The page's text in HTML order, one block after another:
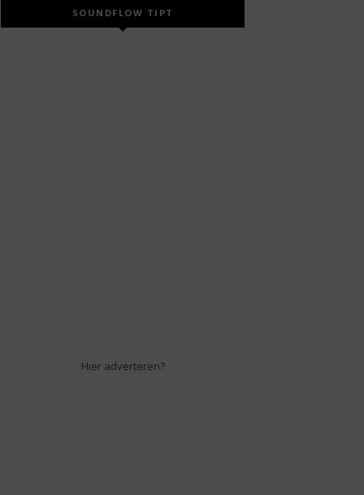
SOUNDFLOW TIPT
Hier adverteren?